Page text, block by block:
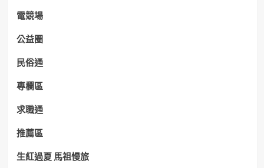
電競場
公益圈
民俗通
專欄區
求職通
推薦區
生紅過夏 馬祖慢旅